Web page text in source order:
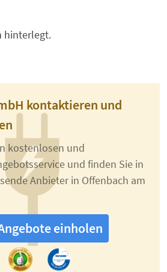
hinterlegt.
kontaktieren und
kostenlosen und
und finden Sie in
Anbieter in Offenbach am
einholen